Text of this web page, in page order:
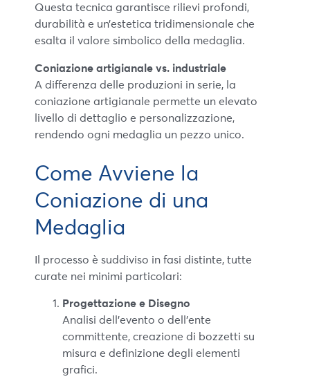
Questa tecnica garantisce rilievi profondi,
durabilità e un’estetica tridimensionale che
esalta il valore simbolico della medaglia.
Coniazione artigianale vs. industriale
A differenza delle produzioni in serie, la
coniazione artigianale permette un elevato
livello di dettaglio e personalizzazione,
rendendo ogni medaglia un pezzo unico.
Come Avviene la
Coniazione di una
Medaglia
Il processo è suddiviso in fasi distinte, tutte
curate nei minimi particolari:
Progettazione e Disegno
Analisi dell’evento o dell’ente
committente, creazione di bozzetti su
misura e definizione degli elementi
grafici.